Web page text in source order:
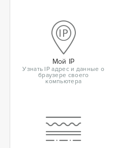
Мой IP
Узнать IP адрес и данные о
браузере своего
компьютера